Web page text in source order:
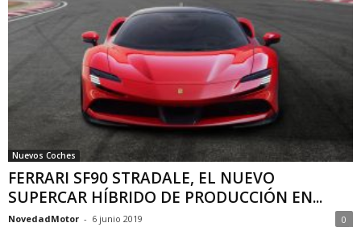
Nuevos Coches
FERRARI SF90 STRADALE, EL NUEVO
SUPERCAR HÍBRIDO DE PRODUCCIÓN EN...
NovedadMotor - 6 junio 2019 0